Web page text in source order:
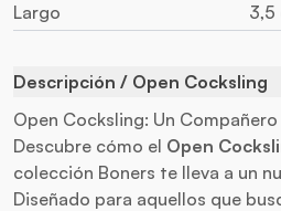
Largo
3,5
Descripción / Open Cocksling
Open Cocksling: Un
Descubre cómo el Open
colección Boners te lleva a un
Diseñado para aquellos que